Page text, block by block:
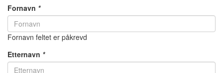
Fornavn *
Fornavn feltet er påkrevd
Etternavn *